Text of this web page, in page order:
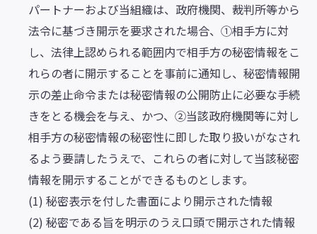
パートナーおよび当組織は、政府機関、裁判所等から
法令に基づき開示を要求された場合、①相手方に対
し、法律上認められる範囲内で相手方の秘密情報をこ
れらの者に開示することを事前に通知し、秘密情報開
示の差止命令または秘密情報の公開防止に必要な手続
きをとる機会を与え、かつ、②当該政府機関等に対し
相手方の秘密情報の秘密性に即した取り扱いがなされ
るよう要請したうえで、これらの者に対して当該秘密
情報を開示することができるものとします。
(1) 秘密表示を付した書面により開示された情報
(2) 秘密である旨を明示のうえ口頭で開示された情報